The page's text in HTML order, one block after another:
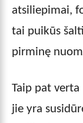
atsiliepimai,
tai puikūs
pirminę
Taip pat
jie yra